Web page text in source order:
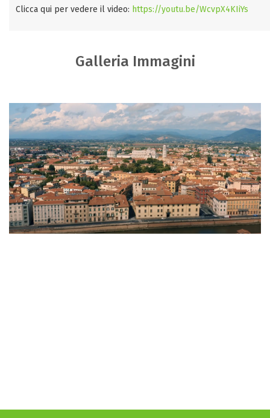
Clicca qui per vedere il video: https://youtu.be/WcvpX4KIiYs
Galleria Immagini